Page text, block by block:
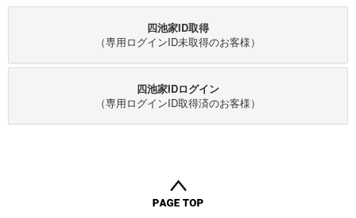
四池家ID取得
（専用ログインID未取得のお客様）
四池家IDログイン
（専用ログインID取得済のお客様）